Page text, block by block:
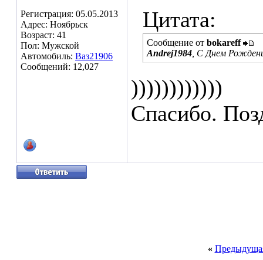
Регистрация: 05.05.2013
Адрес: Ноябрьск
Возраст: 41
Пол: Мужской
Автомобиль: Ваз21906
Сообщений: 12,027
Цитата:
Сообщение от bokareff
Andrej1984 , С Днем
))))))))))))
Спасибо.
«